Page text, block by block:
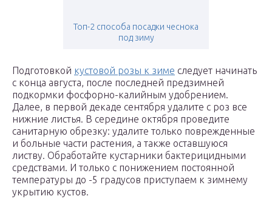
Топ-2 способа посадки чеснока
под зиму
Подготовкой кустовой розы к зиме следует начинать
с конца августа, после последней предзимней
подкормки фосфорно-калийным удобрением.
Далее, в первой декаде сентября удалите с роз все
нижние листья. В середине октября проведите
санитарную обрезку: удалите только поврежденные
и больные части растения, а также оставшуюся
листву. Обработайте кустарники бактерицидными
средствами. И только с понижением постоянной
температуры до -5 градусов приступаем к зимнему
укрытию кустов.